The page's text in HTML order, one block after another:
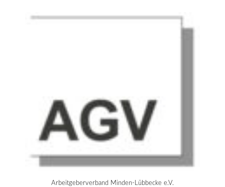
Arbeitgeberverband Minden-Lübbecke e.V.